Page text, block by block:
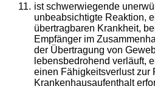
11. ist schwerwiegende
unbeabsichtigte Reaktion,
übertragbaren Krankheit,
Empfänger im
der Übertragung von
lebensbedrohend verläuft,
einen Fähigkeitsverlust zur
Krankenhausaufenthalt